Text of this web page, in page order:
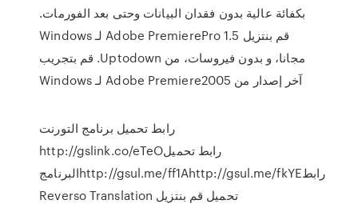
بكفائة عالية بدون فقدان البيانات وحتى بعد الفورمات.
‫قم بنتزيل Adobe PremierePro 1.5 لـ Windows
مجانا، و بدون فيروسات، من Uptodown. قم بتجريب
آخر إصدار من Adobe Premiere2005 لـ Windows
رابط تحميل برنامج التورنت
http://gslink.co/eTeOرابط تحميل
البرنامجhttp://gsul.me/ff1Ahttp://gsul.me/fkYEرابط
تحميل ‫قم بنتزيل Reverso Translation